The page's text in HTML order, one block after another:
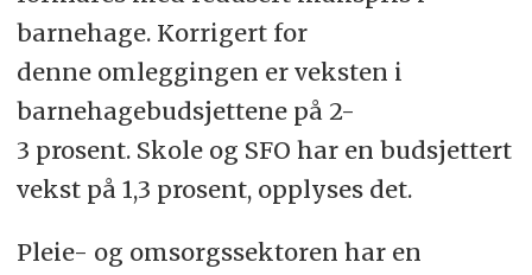
barnehage. Korrigert for
denne omleggingen er veksten i
barnehagebudsjettene på 2-
3 prosent. Skole og SFO har en budsjettert
vekst på 1,3 prosent, opplyses det.
Pleie- og omsorgssektoren har en